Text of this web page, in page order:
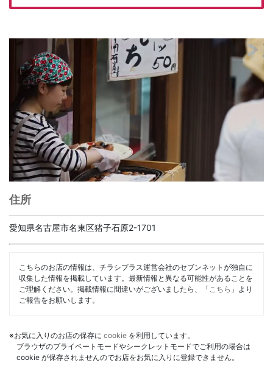
住所
愛知県名古屋市名東区猪子石原2-1701
こちらのお店の情報は、チラシプラス運営会社のセブンネットが独自に
収集した情報を掲載しています。最新情報と異なる可能性があることを
ご理解ください。掲載情報に間違いがございましたら、「 こちら 」より
ご報告をお願いします。
※お気に入りのお店の保存に cookie を利用しています。
ブラウザのプライベートモードやシークレットモードでご利用の場合は
cookie が保存されませんのでお店をお気に入りに登録できません。